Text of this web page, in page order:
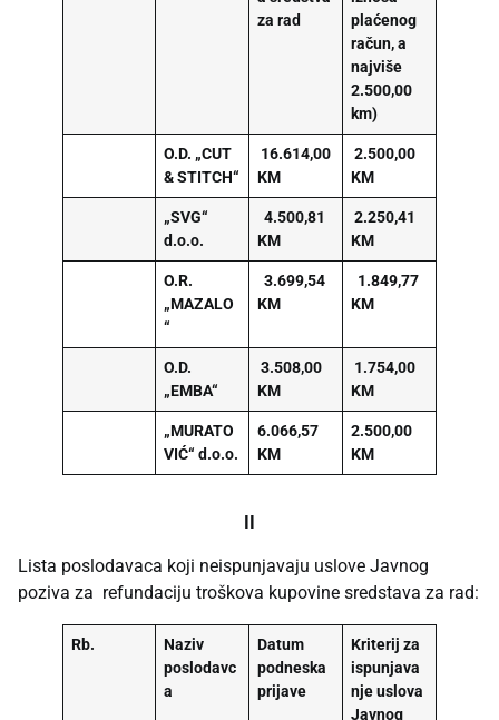
za rad
plaćenog
račun, a
najviše
2.500,00
km)
O.D. „CUT
& STITCH“
16.614,00
KM
2.500,00
KM
„SVG“
d.o.o.
4.500,81
KM
2.250,41
KM
O.R.
„MAZALO
“
3.699,54
KM
1.849,77
KM
O.D.
„EMBA“
3.508,00
KM
1.754,00
KM
„MURATO
VIĆ“ d.o.o.
6.066,57
KM
2.500,00
KM
Lista poslodavaca koji neispunjavaju uslove Javnog
poziva za refundaciju troškova kupovine sredstava za rad:
Rb.
Naziv
poslodavc
a
Datum
podneska
prijave
Kriterij za
ispunjava
nje uslova
Javnog